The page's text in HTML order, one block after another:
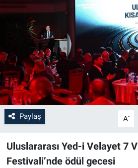
Paylaş A-
Uluslararası Yed-i Velayet 7
Festivali’nde ödül gecesi
Sağlık
Eğitim
Ekonomi
Dünya
Teknoloji
Siyaset